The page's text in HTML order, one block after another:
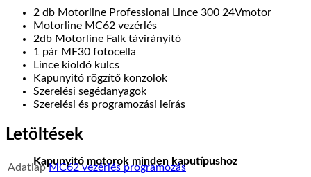
Kapunyitó motorok minden kaputípushoz
2 db Motorline Professional Lince 300 24Vmotor
Motorline MC62 vezérlés
2db Motorline Falk távirányító
1 pár MF30 fotocella
Lince kioldó kulcs
Kapunyitó rögzítő konzolok
Szerelési segédanyagok
Szerelési és programozási leírás
Letöltések
Adatlap MC62 vezérlés programozás